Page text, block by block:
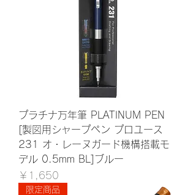
プラチナ万年筆 PLATINUM PEN
[製図用シャープペン プロユース
231 オ・レーヌガード機構搭載モ
デル 0.5mm BL]ブルー
価格
￥1,650
限定商品